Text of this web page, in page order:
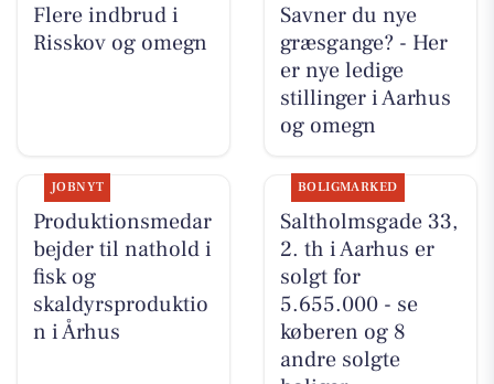
Flere indbrud i
Risskov og omegn
Savner du nye
græsgange? - Her
er nye ledige
stillinger i Aarhus
og omegn
JOBNYT
Produktionsmedar
bejder til nathold i
fisk og
skaldyrsproduktio
n i Århus
BOLIGMARKED
Saltholmsgade 33,
2. th i Aarhus er
solgt for
5.655.000 - se
køberen og 8
andre solgte